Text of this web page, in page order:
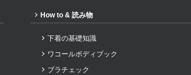
How to & 読み物
下着の基礎知識
ワコールボディブック
ブラチェック